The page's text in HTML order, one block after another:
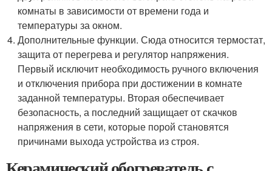
комнаты в зависимости от времени года и
температуры за окном.
Дополнительные функции. Сюда относится термостат,
защита от перегрева и регулятор напряжения.
Первый исключит необходимость ручного включения
и отключения прибора при достижении в комнате
заданной температуры. Вторая обеспечивает
безопасность, а последний защищает от скачков
напряжения в сети, которые порой становятся
причинами выхода устройства из строя.